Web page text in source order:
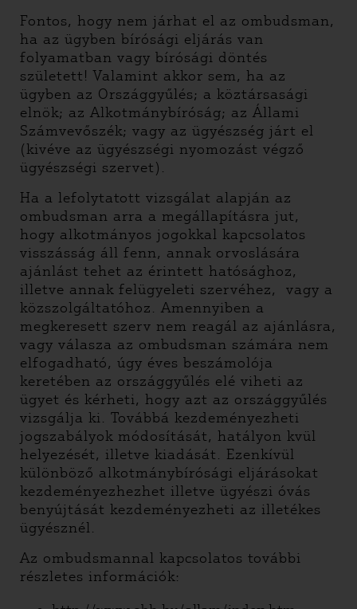
Fontos, hogy nem járhat el az ombudsman,
ha az ügyben bírósági eljárás van
folyamatban vagy bírósági döntés
született! Valamint akkor sem, ha az
ügyben az Országgyűlés; a köztársasági
elnök; az Alkotmánybíróság; az Állami
Számvevőszék; vagy az ügyészség járt el
(kivéve az ügyészségi nyomozást végző
ügyészségi szervet).
Ha a lefolytatott vizsgálat alapján az
ombudsman arra a megállapításra jut,
hogy alkotmányos jogokkal kapcsolatos
visszásság áll fenn, annak orvoslására
ajánlást tehet az érintett hatósághoz,
illetve annak felügyeleti szervéhez, vagy a
közszolgáltatóhoz. Amennyiben a
megkeresett szerv nem reagál az ajánlásra,
vagy válasza az ombudsman számára nem
elfogadható, úgy éves beszámolója
keretében az országgyűlés elé viheti az
ügyet és kérheti, hogy azt az országgyűlés
vizsgálja ki. Továbbá kezdeményezheti
jogszabályok módosítását, hatályon kvül
helyezését, illetve kiadását. Ezenkívül
különböző alkotmánybírósági eljárásokat
kezdeményezhezhet illetve ügyészi óvás
benyújtását kezdeményezheti az illetékes
ügyésznél.
Az ombudsmannal kapcsolatos további
részletes információk: